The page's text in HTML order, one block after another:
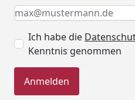
Keine Eingabe erforderlich
Eingabe erforderlich
E-Mail *
Ich habe die
Kenntnis genommen
Anmelden